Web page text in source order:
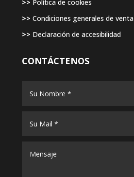
>> Política de cookies
>> Condiciones generales de venta
>> Declaración de accesibilidad
CONTÁCTENOS